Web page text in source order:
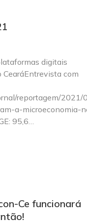
digitais
CearáEntrevista com
reportagem/
a-microeconomia-
95,6…
Ce funcionará